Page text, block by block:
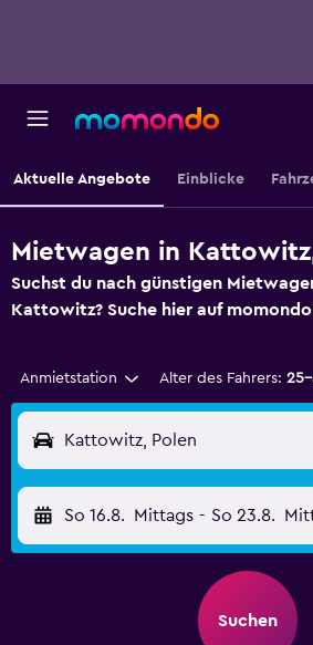
Aktuelle Angebote Einblicke
Mietwagen in
Suchst du nach günstigen
Kattowitz? Suche hier auf
Anmietstation Alter des Fahrers: 25-
Kattowitz, Polen
So 16.8. Mittags - So 23.8.
Suchen